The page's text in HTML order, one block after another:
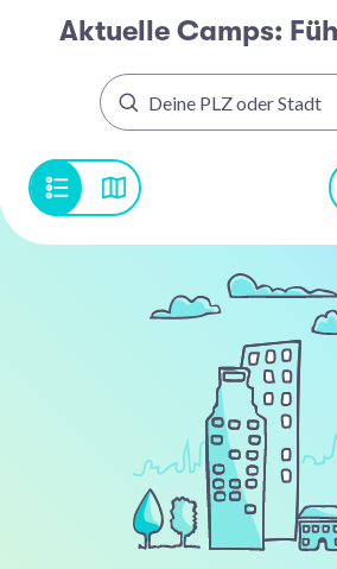
Aktuelle Camps: